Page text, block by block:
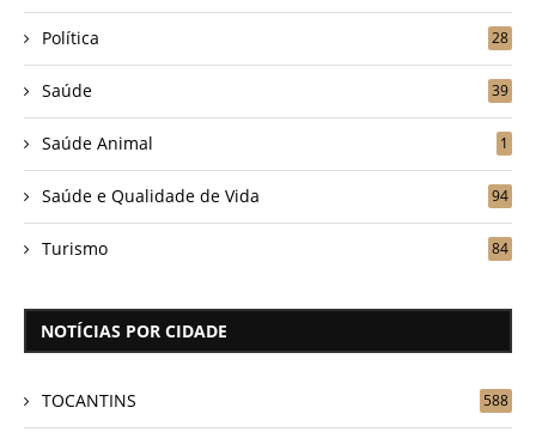
Política 28
Saúde 39
Saúde Animal 1
Saúde e Qualidade de Vida 94
Turismo 84
NOTÍCIAS POR CIDADE
TOCANTINS 588